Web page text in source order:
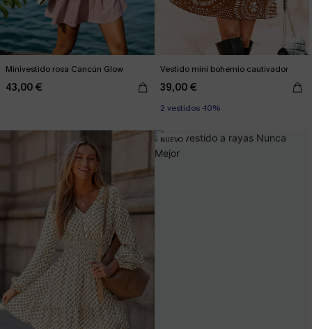
Minivestido rosa Cancún Glow
43,00 €
Vestido mini bohemio cautivador
39,00 €
2 vestidos -10%
NUEVO